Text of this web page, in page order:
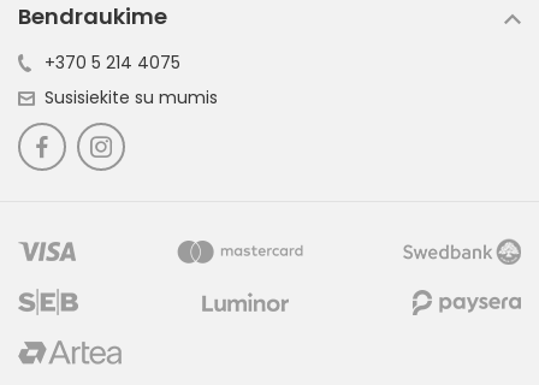
Bendraukime
+370 5 214 4075
Susisiekite su mumis